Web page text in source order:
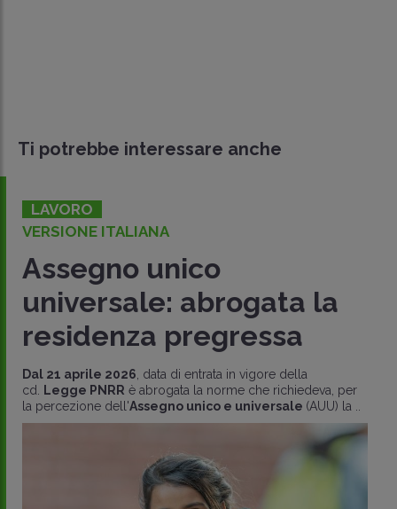
Ti potrebbe interessare anche
LAVORO
VERSIONE ITALIANA
Assegno unico
universale: abrogata la
residenza pregressa
Dal 21 aprile 2026 , data di entrata in vigore della
cd. Legge PNRR è abrogata la norme che richiedeva, per
la percezione dell'Assegno unico e universale (AUU) la ..